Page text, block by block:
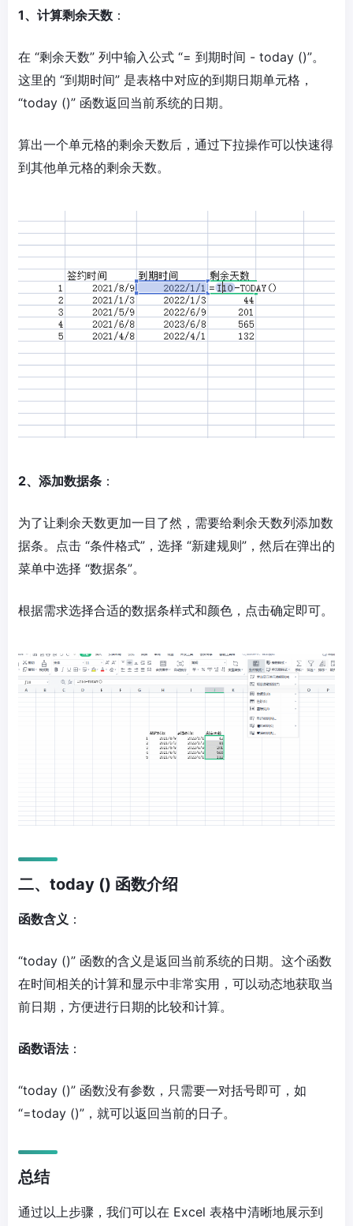
1、计算剩余天数 ：
在 “剩余天数” 列中输入公式 “= 到期时间 - today ()”。
这里的 “到期时间” 是表格中对应的到期日期单元格，
“today ()” 函数返回当前系统的日期。
算出一个单元格的剩余天数后，通过下拉操作可以快速得
到其他单元格的剩余天数。
2、添加数据条 ：
为了让剩余天数更加一目了然，需要给剩余天数列添加数
据条。点击 “条件格式”，选择 “新建规则”，然后在弹出的
菜单中选择 “数据条”。
根据需求选择合适的数据条样式和颜色，点击确定即可。
二、today () 函数介绍
函数含义 ：
“today ()” 函数的含义是返回当前系统的日期。这个函数
在时间相关的计算和显示中非常实用，可以动态地获取当
前日期，方便进行日期的比较和计算。
函数语法：
“today ()” 函数没有参数，只需要一对括号即可，如
“=today ()”，就可以返回当前的日子。
总结
通过以上步骤，我们可以在 Excel 表格中清晰地展示到